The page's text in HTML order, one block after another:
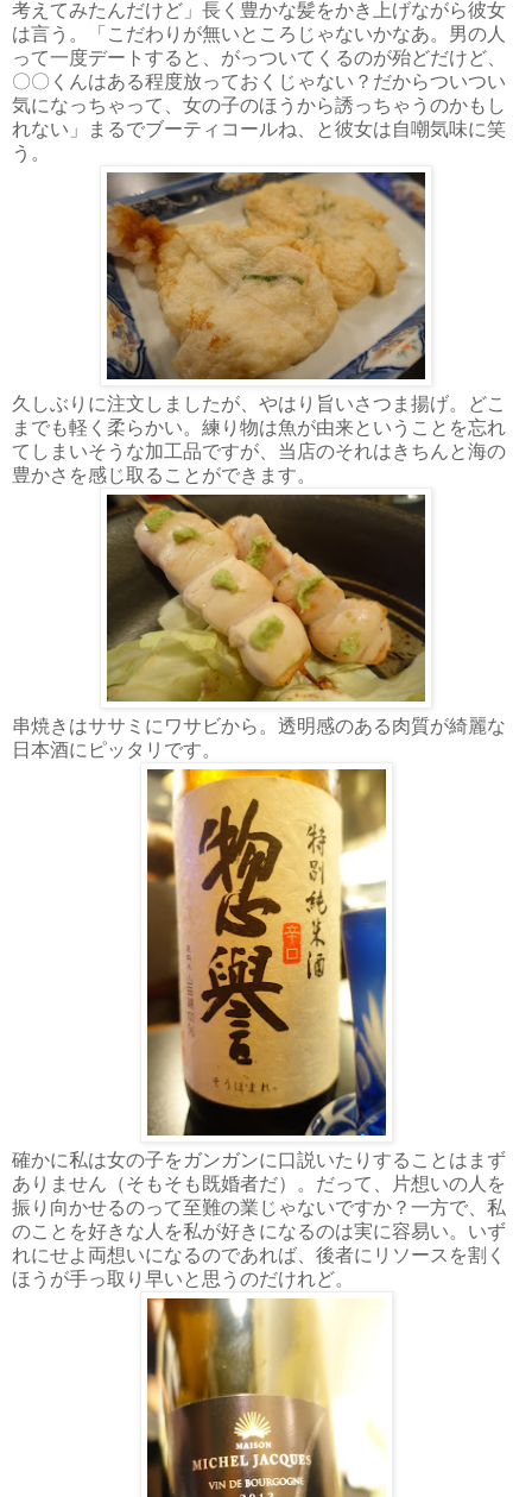
考えてみたんだけど」長く豊かな髪をかき上げながら彼女
は言う。「こだわりが無いところじゃないかなあ。男の人
って一度デートすると、がっついてくるのが殆どだけど、
〇〇くんはある程度放っておくじゃない？だからついつい
気になっちゃって、女の子のほうから誘っちゃうのかもし
れない」まるでブーティコールね、と彼女は自嘲気味に笑
う。
久しぶりに注文しましたが、やはり旨いさつま揚げ。どこ
までも軽く柔らかい。練り物は魚が由来ということを忘れ
てしまいそうな加工品ですが、当店のそれはきちんと海の
豊かさを感じ取ることができます。
串焼きはササミにワサビから。透明感のある肉質が綺麗な
日本酒にピッタリです。
確かに私は女の子をガンガンに口説いたりすることはまず
ありません（そもそも既婚者だ）。だって、片想いの人を
振り向かせるのって至難の業じゃないですか？一方で、私
のことを好きな人を私が好きになるのは実に容易い。いず
れにせよ両想いになるのであれば、後者にリソースを割く
ほうが手っ取り早いと思うのだけれど。